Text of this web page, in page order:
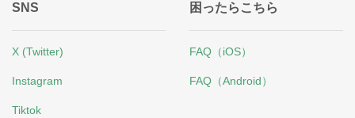
SNS
X (Twitter)
Instagram
Tiktok
困ったらこちら
FAQ（iOS）
FAQ（Android）